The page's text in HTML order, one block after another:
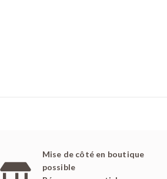
Mise de côté en boutique
possible